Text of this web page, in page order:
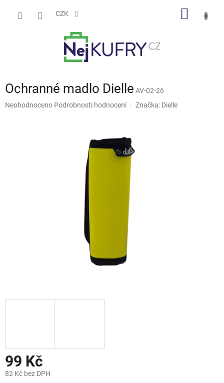
CZK
Ochranné madlo Dielle AV-02-26
Průměrné
Neohodnoceno Podrobnosti hodnocení Značka: Dielle
99 Kč
82 Kč bez DPH